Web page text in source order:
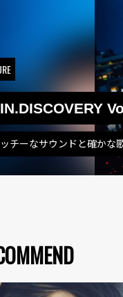
チーなサウンドと確かな